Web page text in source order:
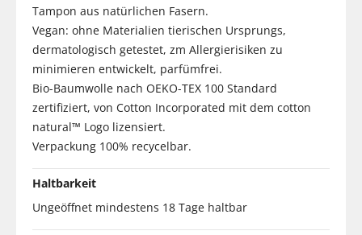
Tampon aus natürlichen Fasern.
Vegan: ohne Materialien tierischen Ursprungs,
dermatologisch getestet, zm Allergierisiken zu
minimieren entwickelt, parfümfrei.
Bio-Baumwolle nach OEKO-TEX 100 Standard
zertifiziert, von Cotton Incorporated mit dem cotton
natural™ Logo lizensiert.
Verpackung 100% recycelbar.
Haltbarkeit
Ungeöffnet mindestens 18 Tage haltbar